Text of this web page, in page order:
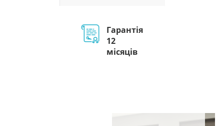
Гарантія
12
місяців